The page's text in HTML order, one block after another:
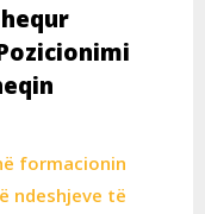
formacionin
ndeshjeve të